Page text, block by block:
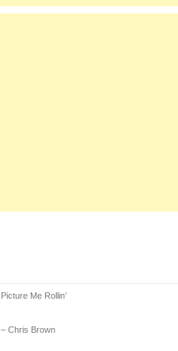
Picture Me Rollin’
– Chris Brown